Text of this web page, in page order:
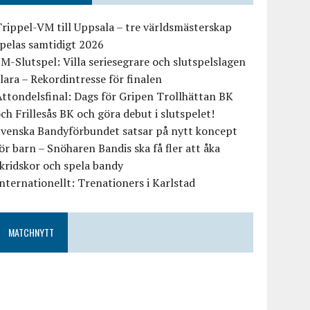
VM till Uppsala – tre världsmästerskap
samtidigt 2026
Slutspel: Villa seriesegrare och slutspelslagen
– Rekordintresse för finalen
Dags för Gripen Trollhättan BK
Frillesås BK och göra debut i slutspelet!
Bandyförbundet satsar på nytt koncept
barn – Snöharen Bandis ska få fler att åka
och spela bandy
Trenationers i Karlstad
MATCHNYTT